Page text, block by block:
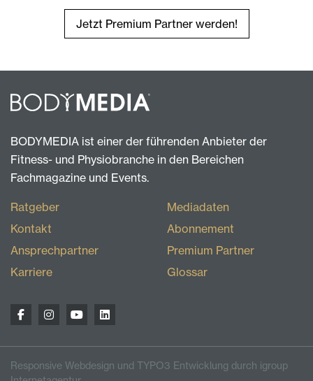
Jetzt Premium Partner werden!
BODYMEDIA ist einer der führenden Anbieter der
Fitness- und Physiobranche in den Bereichen
Fachmagazine und Events.
Ratgeber
Kontakt
Ansprechpartner
Karriere
Mediadaten
Abonnement
Premium Partner
Glossar
Responsive Webdesign und TYPO3 Entwicklung durch igroup